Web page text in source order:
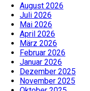
August 2026
Juli 2026
Mai 2026
April 2026
März 2026
Februar 2026
Januar 2026
Dezember 2025
November 2025